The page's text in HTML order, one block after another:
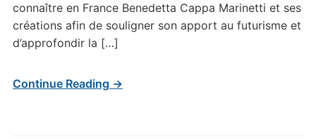
connaître en France Benedetta Cappa Marinetti et ses
créations afin de souligner son apport au futurisme et
d’approfondir la […]
Continue Reading →